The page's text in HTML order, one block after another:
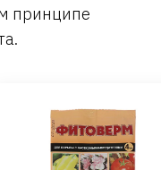
принципе